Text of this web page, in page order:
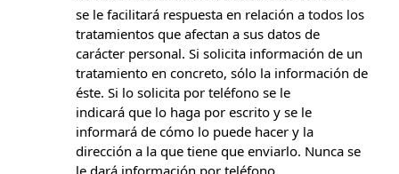
se le facilitará respuesta en relación a todos los
tratamientos que afectan a sus datos de
carácter personal. Si solicita información de un
tratamiento en concreto, sólo la información de
éste. Si lo solicita por teléfono se le
indicará que lo haga por escrito y se le
informará de cómo lo puede hacer y la
dirección a la que tiene que enviarlo. Nunca se